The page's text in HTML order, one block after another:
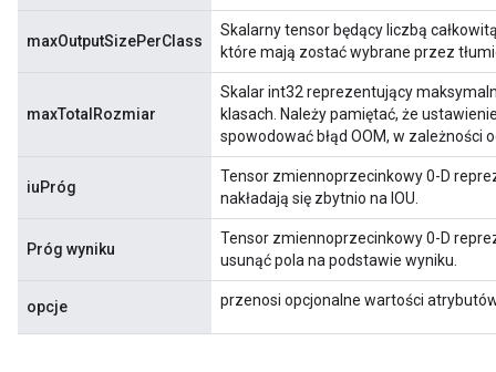
maxOutputSizePerClass
Skalarny tensor będący liczbą
które mają zostać wybrane przez
maxTotalRozmiar
Skalar int32 reprezentujący
klasach. Należy pamiętać, że
spowodować błąd OOM, w zależności
iuPróg
Tensor zmiennoprzecinkowy 0-D
nakładają się zbytnio na IOU.
Próg wyniku
Tensor zmiennoprzecinkowy 0-D
usunąć pola na podstawie wyniku.
opcje przenosi opcjonalne wartości